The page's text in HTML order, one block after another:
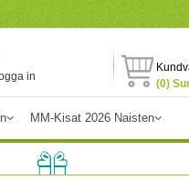
in
(0)
MM-Kisat 2026 Naisten